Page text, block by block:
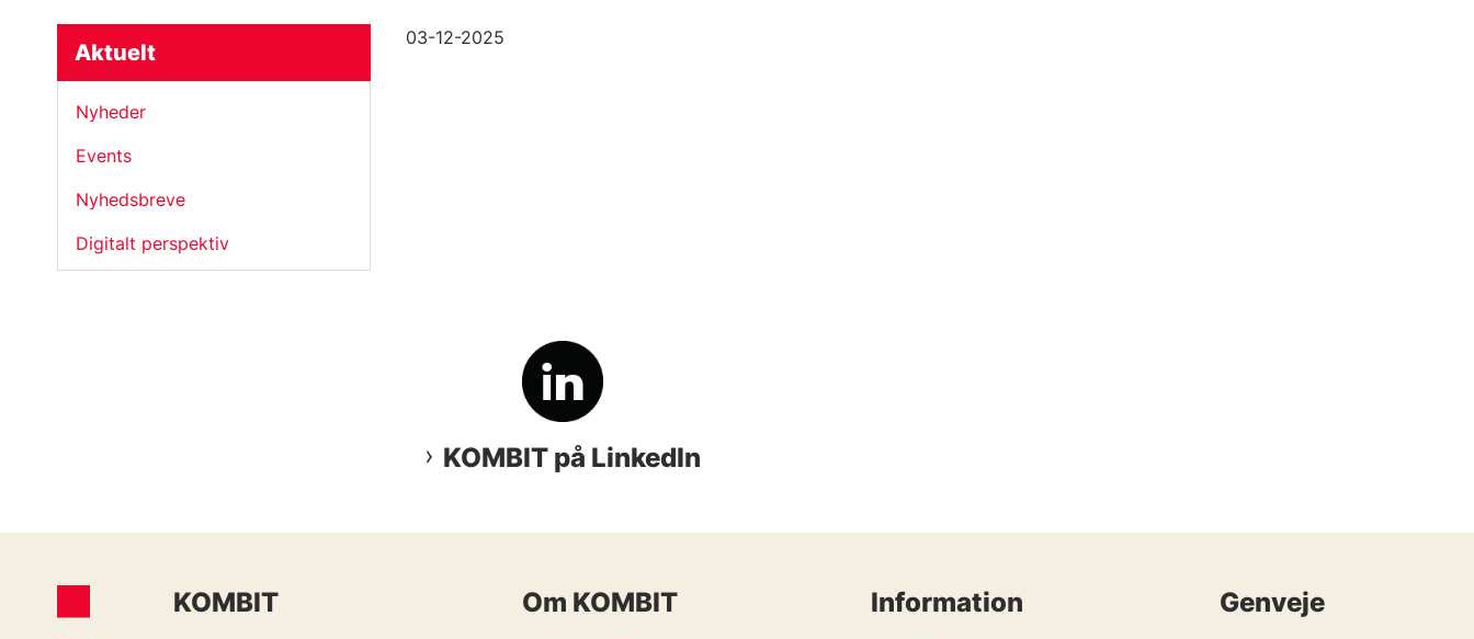
Aktuelt
Nyheder
Events
Nyhedsbreve
Digitalt perspektiv
03-12-2025
KOMBIT på LinkedIn
KOMBIT Om KOMBIT Information Genveje